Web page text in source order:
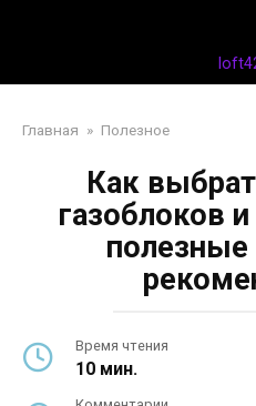
Главная » Полезное
Как
газоблоков
Время чтения
10 мин.